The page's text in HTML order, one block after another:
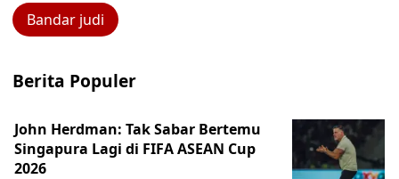
Bandar judi
Berita Populer
John Herdman: Tak Sabar Bertemu
Singapura Lagi di FIFA ASEAN Cup
2026